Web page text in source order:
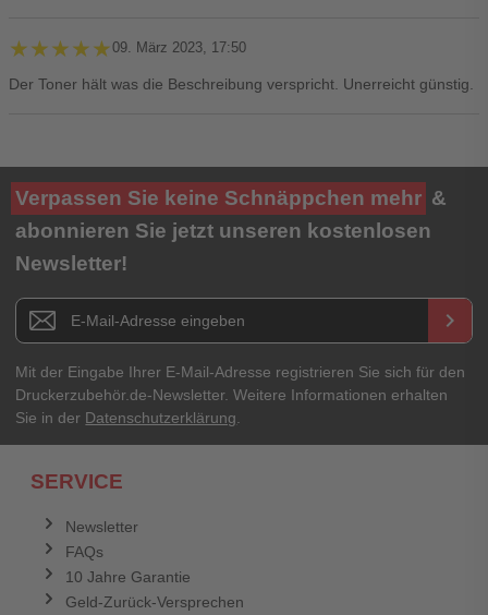
★★★★★
★★★★★09. März 2023, 17:50
Der Toner hält was die Beschreibung verspricht. Unerreicht günstig.
Ihre Bewertung**
★★★★★
Titel**
E-Mail-Adresse
Ihr Passwort
Verpassen Sie keine Schnäppchen mehr &
abonnieren Sie jetzt unseren kostenlosen
Newsletter!
Newsletter E-Mail Adresse keyboard_arrow_right
Mit der Eingabe Ihrer E-Mail-Adresse registrieren Sie sich für den
Druckerzubehör.de-Newsletter. Weitere Informationen erhalten
Sie in der Datenschutzerklärung
SERVICE
Newsletter
FAQs
10 Jahre Garantie
Geld-Zurück-Versprechen